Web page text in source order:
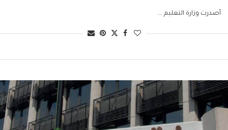
أصدرت وزارة التعليم ….